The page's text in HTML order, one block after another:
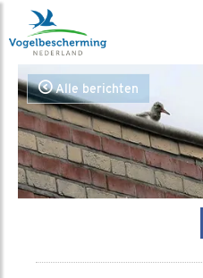
Alle berichten